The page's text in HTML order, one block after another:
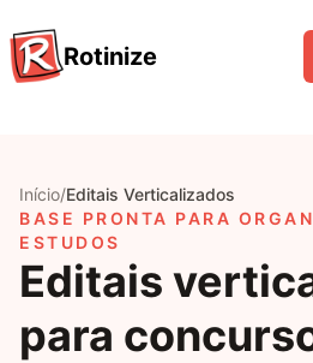
Rotinize
Início/Editais Verticalizados
BASE PRONTA PARA
ESTUDOS
Editais
para